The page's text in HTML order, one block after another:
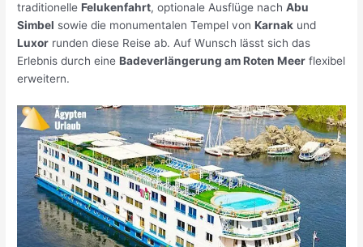
traditionelleFelukenfahrt, optionale Ausflüge nachAbu
Simbel sowie die monumentalen Tempel vonKarnak und
Luxor runden diese Reise ab. Auf Wunsch lässt sich das
Erlebnis durch eineBadeverlängerung am Roten Meer flexibel
erweitern.